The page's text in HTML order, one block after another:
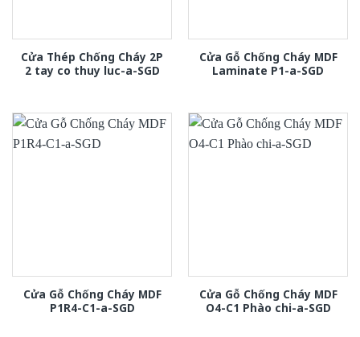
Cửa Thép Chống Cháy 2P
2 tay co thuy luc-a-SGD
Cửa Gỗ Chống Cháy MDF
Laminate P1-a-SGD
Cửa Gỗ Chống Cháy MDF
P1R4-C1-a-SGD
Cửa Gỗ Chống Cháy MDF
O4-C1 Phào chi-a-SGD